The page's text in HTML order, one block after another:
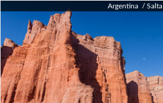
Argentina / Salta